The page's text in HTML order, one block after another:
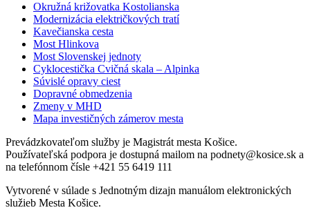
Okružná križovatka Kostolianska
Modernizácia električkových tratí
Kavečianska cesta
Most Hlinkova
Most Slovenskej jednoty
Cyklocestička Cvičná skala – Alpinka
Súvislé opravy ciest
Dopravné obmedzenia
Zmeny v MHD
Mapa investičných zámerov mesta
Prevádzkovateľom služby je Magistrát mesta Košice.
Používateľská podpora je dostupná mailom na podnety@kosice.sk a
na telefónnom čísle +421 55 6419 111
Vytvorené v súlade s Jednotným dizajn manuálom elektronických
služieb Mesta Košice.